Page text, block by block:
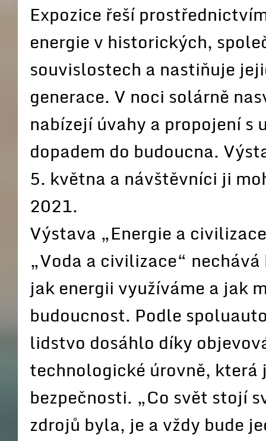
Expozice řeší
energie v historických,
souvislostech a nastiňuje
generace. V noci solárně
nabízejí úvahy a propojení
dopadem do budoucna.
5. května a návštěvníci ji
2021.
Výstava „Energie a
„Voda a civilizace“
jak energii využíváme a jak
budoucnost. Podle
lidstvo dosáhlo díky
technologické úrovně,
bezpečnosti. „Co svět stojí
zdrojů byla, je a vždy bude